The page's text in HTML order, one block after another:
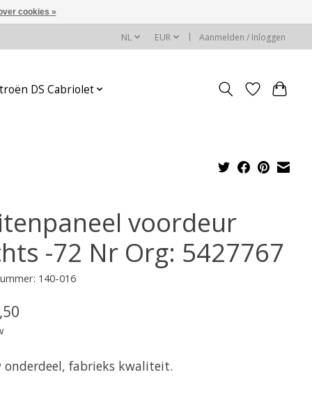
NL EUR Aanmelden / Inloggen
DS Cabriolet
voordeur
-72 Nr Org: 5427767
140-016
onderdeel, fabrieks kwaliteit.
cookies »